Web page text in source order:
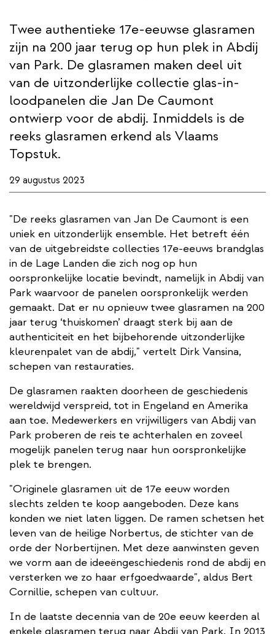
Twee authentieke 17e-eeuwse glasramen
zijn na 200 jaar terug op hun plek in Abdij
van Park. De glasramen maken deel uit
van de uitzonderlijke collectie glas-in-
loodpanelen die Jan De Caumont
ontwierp voor de abdij. Inmiddels is de
reeks glasramen erkend als Vlaams
Topstuk.
29 augustus 2023
"De reeks glasramen van Jan De Caumont is een
uniek en uitzonderlijk ensemble. Het betreft één
van de uitgebreidste collecties 17e-eeuws brandglas
in de Lage Landen die zich nog op hun
oorspronkelijke locatie bevindt, namelijk in Abdij van
Park waarvoor de panelen oorspronkelijk werden
gemaakt. Dat er nu opnieuw twee glasramen na 200
jaar terug ‘thuiskomen’ draagt sterk bij aan de
authenticiteit en het bijbehorende uitzonderlijke
kleurenpalet van de abdij," vertelt Dirk Vansina,
schepen van restauraties.
De glasramen raakten doorheen de geschiedenis
wereldwijd verspreid, tot in Engeland en Amerika
aan toe. Medewerkers en vrijwilligers van Abdij van
Park proberen de reis te achterhalen en zoveel
mogelijk panelen terug naar hun oorspronkelijke
plek te brengen.
"Originele glasramen uit de 17e eeuw worden
slechts zelden te koop aangeboden. Deze kans
konden we niet laten liggen. De ramen schetsen het
leven van de heilige Norbertus, de stichter van de
orde der Norbertijnen. Met deze aanwinsten geven
we vorm aan de ideeëngeschiedenis rond de abdij en
versterken we zo haar erfgoedwaarde", aldus Bert
Cornillie, schepen van cultuur.
In de laatste decennia van de 20e eeuw keerden al
enkele glasramen terug naar Abdij van Park. In 2013